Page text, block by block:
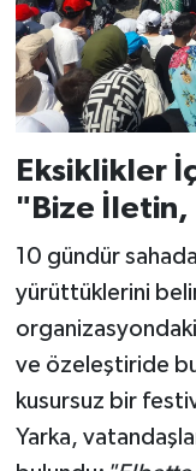
Eksiklikler
"Bize
10 gündür
yürüttüklerini
organizasyondaki
ve özeleştiride
kusursuz bir
Yarka,